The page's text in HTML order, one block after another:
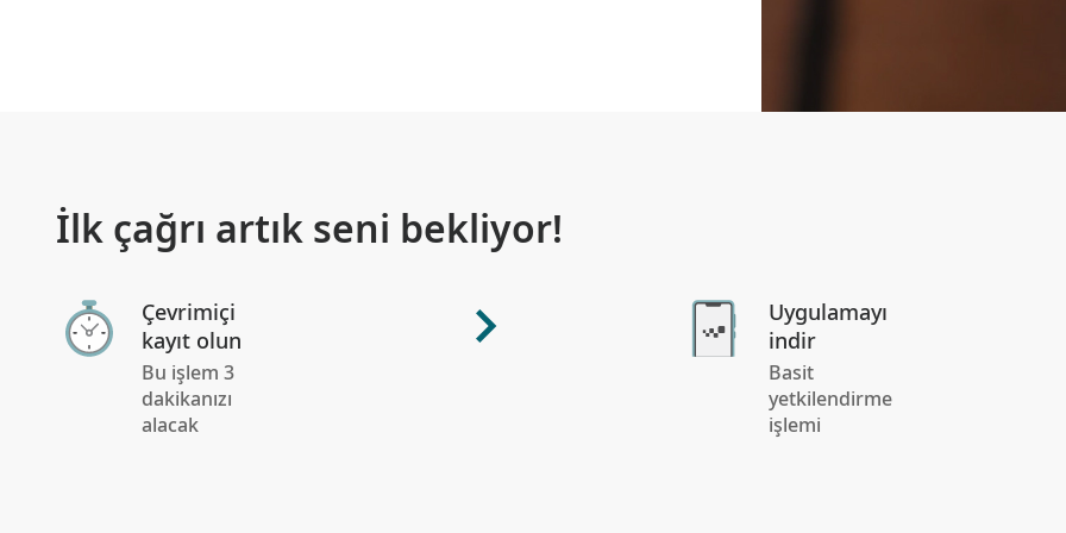
İlk çağrı artık seni bekliyor!
Çevrimiçi
kayıt olun
Bu işlem 3
dakikanızı
alacak
Uygulamayı
indir
Basit
yetkilendirme
işlemi